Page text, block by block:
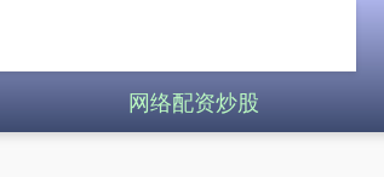
网络配资炒股